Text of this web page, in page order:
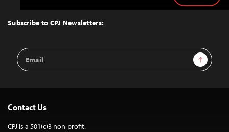
Top
Subscribe to CPJ Newsletters:
Email
Address
Sign Up
Contact Us
CPJ is a 501(c)3 non-profit.